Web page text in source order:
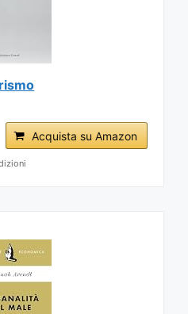
Acquista su Amazon